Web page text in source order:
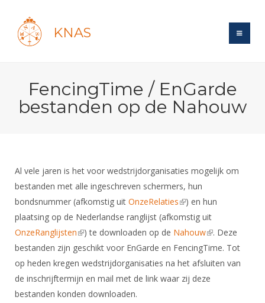
KNAS
Login
Forums
Maandelijks archief
Evenement
Website
Gebruiksvoorwaarden
Bond
Bond
Tarieven
Reglementen
Ledencijfers
Sponsors en Partners
Organisatie
Bestuur
Schermen
Recreatiesport
Veteranen
Lichtzwaardschermen
Wedstrijdsport
Ranglijsten
Wat is topsport
Nieuws
NK's
Oranje
DBT
FBT
Informatie
Voor de jeugd
Spreekbeurtpakket
Ouders en vereniging
Jeugdkampen
Brassardsysteem
Forums
Schermforum
Nieuws
Zoek Vereniging
Contact
NK organiseren
FencingTime / EnGarde
bestanden op de Nahouw
Al vele jaren is het voor wedstrijdorganisaties mogelijk om
bestanden met alle ingeschreven schermers, hun
bondsnummer (afkomstig uit OnzeRelaties(link is external)
) en hun
plaatsing op de Nederlandse ranglijst (afkomstig uit
OnzeRanglijsten(link is external)
) te downloaden op de Nahouw(link is external)
. Deze
bestanden zijn geschikt voor EnGarde en FencingTime. Tot
op heden kregen wedstrijdorganisaties na het afsluiten van
de inschrijftermijn en mail met de link waar zij deze
bestanden konden downloaden.